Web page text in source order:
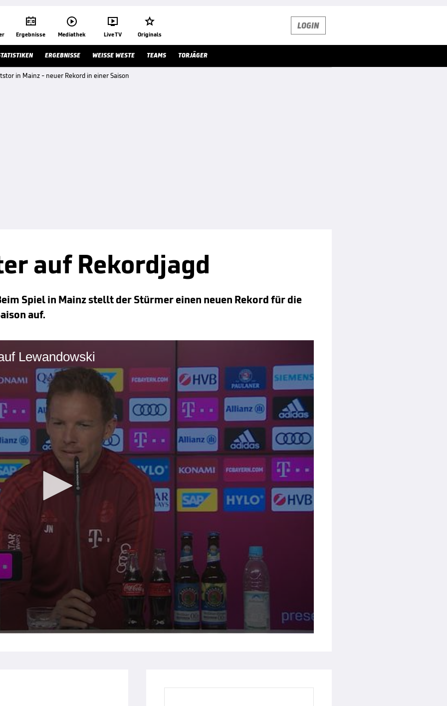

Ergebnisse

Mediathek

Live TV

Originals
LOGIN
ERGEBNISSE WEISSE WESTE TEAMS TORJÄGER
in Mainz - neuer Rekord in einer Saison
auf Rekordjagd
Spiel in Mainz stellt der Stürmer einen neuen Rekord für die
auf.
Lewandowski